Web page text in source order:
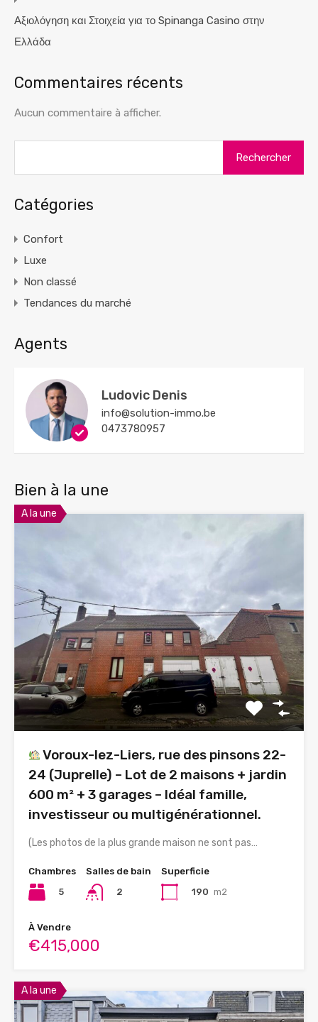
Αξιολόγηση και Στοιχεία για το Spinanga Casino στην
Ελλάδα
Commentaires récents
Aucun commentaire à afficher.
Catégories
Confort
Luxe
Non classé
Tendances du marché
Agents
Ludovic Denis
info@solution-immo.be
0473780957
Bien à la une
A la une
Voroux-lez-Liers, rue des pinsons 22-
24 (Juprelle) – Lot de 2 maisons + jardin
600 m² + 3 garages – Idéal famille,
investisseur ou multigénérationnel.
(Les photos de la plus grande maison ne sont pas…
Chambres
5
Salles de bain
2
Superficie
190 m2
À Vendre
€415,000
A la une